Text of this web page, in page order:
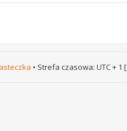
• Strefa czasowa: UTC + 1 [